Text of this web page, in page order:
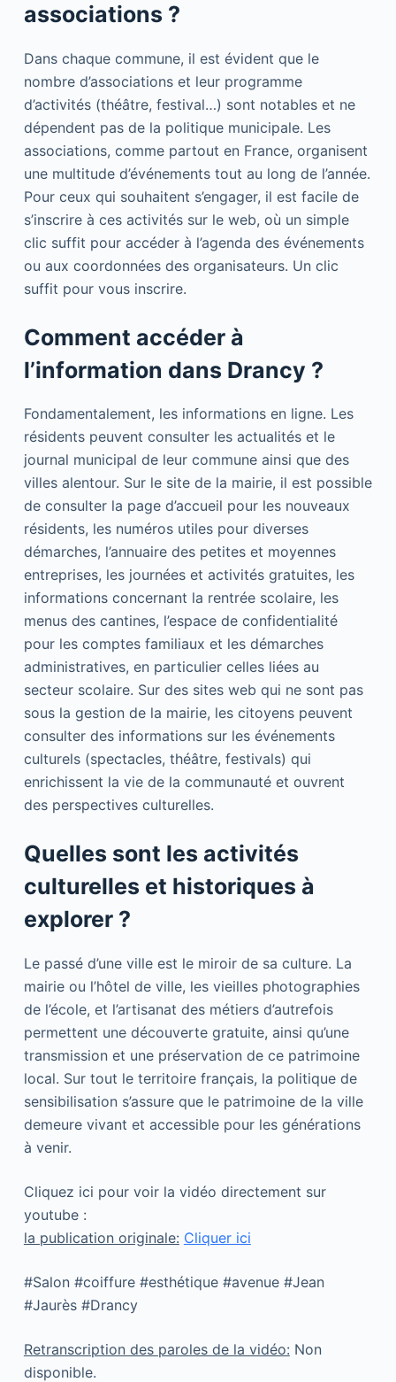
associations ?
Dans chaque commune, il est évident que le
nombre d’associations et leur programme
d’activités (théâtre, festival…) sont notables et ne
dépendent pas de la politique municipale. Les
associations, comme partout en France, organisent
une multitude d’événements tout au long de l’année.
Pour ceux qui souhaitent s’engager, il est facile de
s’inscrire à ces activités sur le web, où un simple
clic suffit pour accéder à l’agenda des événements
ou aux coordonnées des organisateurs. Un clic
suffit pour vous inscrire.
Comment accéder à
l’information dans Drancy ?
Fondamentalement, les informations en ligne. Les
résidents peuvent consulter les actualités et le
journal municipal de leur commune ainsi que des
villes alentour. Sur le site de la mairie, il est possible
de consulter la page d’accueil pour les nouveaux
résidents, les numéros utiles pour diverses
démarches, l’annuaire des petites et moyennes
entreprises, les journées et activités gratuites, les
informations concernant la rentrée scolaire, les
menus des cantines, l’espace de confidentialité
pour les comptes familiaux et les démarches
administratives, en particulier celles liées au
secteur scolaire. Sur des sites web qui ne sont pas
sous la gestion de la mairie, les citoyens peuvent
consulter des informations sur les événements
culturels (spectacles, théâtre, festivals) qui
enrichissent la vie de la communauté et ouvrent
des perspectives culturelles.
Quelles sont les activités
culturelles et historiques à
explorer ?
Le passé d’une ville est le miroir de sa culture. La
mairie ou l’hôtel de ville, les vieilles photographies
de l’école, et l’artisanat des métiers d’autrefois
permettent une découverte gratuite, ainsi qu’une
transmission et une préservation de ce patrimoine
local. Sur tout le territoire français, la politique de
sensibilisation s’assure que le patrimoine de la ville
demeure vivant et accessible pour les générations
à venir.
Cliquez ici pour voir la vidéo directement sur
youtube :
la publication originale: Cliquer ici
#Salon #coiffure #esthétique #avenue #Jean
#Jaurès #Drancy
Retranscription des paroles de la vidéo: Non
disponible.